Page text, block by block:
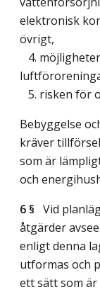
elektronisk
övrigt,
4.
5. risken för
Bebyggelse
kräver
som är
och
6 § Vid
åtgärder
enligt denna
utformas och
ett sätt som